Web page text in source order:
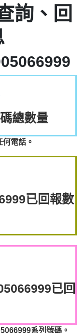
詢、回
總數量
電話。
已回報數
已回
系列號碼。